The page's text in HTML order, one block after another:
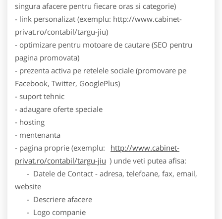
singura afacere pentru fiecare oras si categorie)
- link personalizat (exemplu: http://www.cabinet-
privat.ro/contabil/targu-jiu)
- optimizare pentru motoare de cautare (SEO pentru
pagina promovata)
- prezenta activa pe retelele sociale (promovare pe
Facebook, Twitter, GooglePlus)
- suport tehnic
- adaugare oferte speciale
- hosting
- mentenanta
- pagina proprie (exemplu:
http://www.cabinet-
privat.ro/contabil/targu-jiu ) unde veti putea afisa:
- Datele de Contact - adresa, telefoane, fax, email,
website
- Descriere afacere
- Logo companie